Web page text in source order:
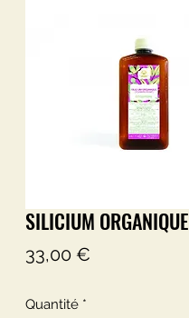
SILICIUM ORGANIQUE
33,00 €
Quantité *